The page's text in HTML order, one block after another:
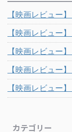
【映画レビュー
【映画レビュー
【映画レビュー
【映画レビュー
【映画レビュー
カテゴリー